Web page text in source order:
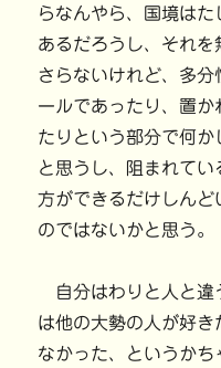
らなんやら、国境は
あるだろうし、それを
さらないけれど、多分
ールであったり、置か
たりという部分で何か
と思うし、阻まれてい
方ができるだけしん
のではないかと思う。
自分はわりと人と違
は他の大勢の人が好
なかった、というかち